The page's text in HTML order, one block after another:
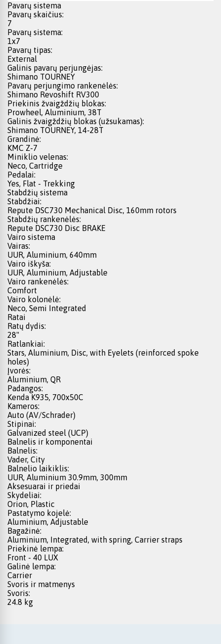
Pavarų sistema
Pavarų skaičius:
7
Pavarų sistema:
1x7
Pavarų tipas:
External
Galinis pavarų perjungėjas:
Shimano TOURNEY
Pavarų perjungimo rankenėlės:
Shimano Revoshift RV300
Priekinis žvaigždžių blokas:
Prowheel, Aluminium, 38T
Galinis žvaigždžių blokas (užsukamas):
Shimano TOURNEY, 14-28T
Grandinė:
KMC Z-7
Miniklio velenas:
Neco, Cartridge
Pedalai:
Yes, Flat - Trekking
Stabdžių sistema
Stabdžiai:
Repute DSC730 Mechanical Disc, 160mm rotors
Stabdžių rankenėlės:
Repute DSC730 Disc BRAKE
Vairo sistema
Vairas:
UUR, Aluminium, 640mm
Vairo iškyša:
UUR, Aluminium, Adjustable
Vairo rankenėlės:
Comfort
Vairo kolonėlė:
Neco, Semi Integrated
Ratai
Ratų dydis:
28"
Ratlankiai:
Stars, Aluminium, Disc, with Eyelets (reinforced spoke
holes)
Įvorės:
Aluminium, QR
Padangos:
Kenda K935, 700x50C
Kameros:
Auto (AV/Schrader)
Stipinai:
Galvanized steel (UCP)
Balnelis ir komponentai
Balnelis:
Vader, City
Balnelio laikiklis:
UUR, Aluminium 30.9mm, 300mm
Aksesuarai ir priedai
Skydeliai:
Orion, Plastic
Pastatymo kojelė:
Aluminium, Adjustable
Bagažinė:
Aluminium, Integrated, with spring, Carrier straps
Priekinė lempa:
Front - 40 LUX
Galinė lempa:
Carrier
Svoris ir matmenys
Svoris:
24.8 kg